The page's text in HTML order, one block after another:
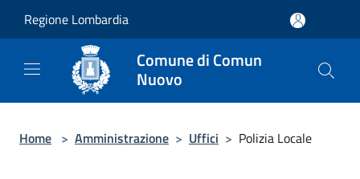
Regione Lombardia
Comune di Comun
Nuovo
Home > Amministrazione > Uffici > Polizia Locale